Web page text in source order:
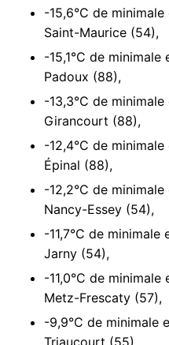
-15,6°C de
Saint-Maurice (54),
-15,1°C de minimale
Padoux (88),
-13,3°C de
Girancourt (88),
-12,4°C de
Épinal (88),
-12,2°C de
Nancy-Essey (54),
-11,7°C de
Jarny (54),
-11,0°C de
Metz-Frescaty (57),
-9,9°C de minimale
Triaucourt (55),